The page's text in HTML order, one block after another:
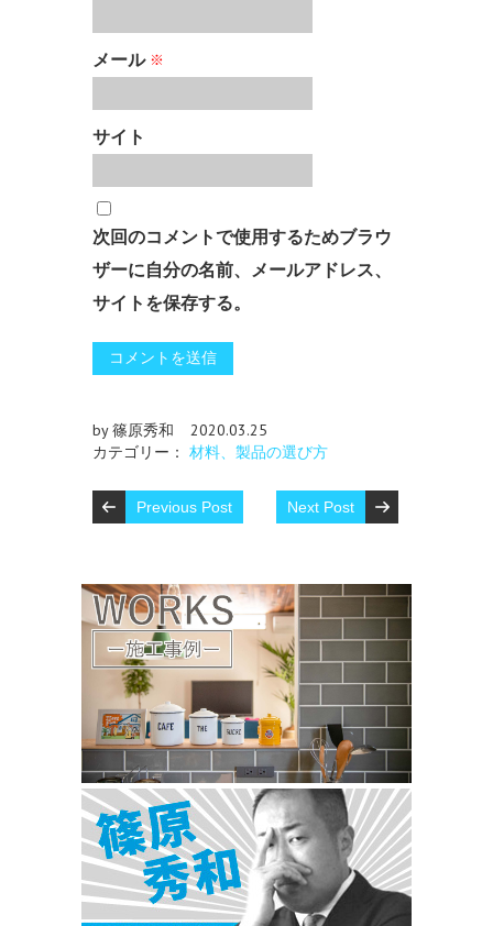
メール ※
サイト
次回のコメントで使用するためブラウ
ザーに自分の名前、メールアドレス、
サイトを保存する。
by 篠原秀和
2020.03.25
カテゴリー： 材料、製品の選び方
Previous Post Next Post